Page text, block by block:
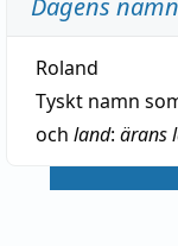
Roland
Tyskt namn
och land: ärans